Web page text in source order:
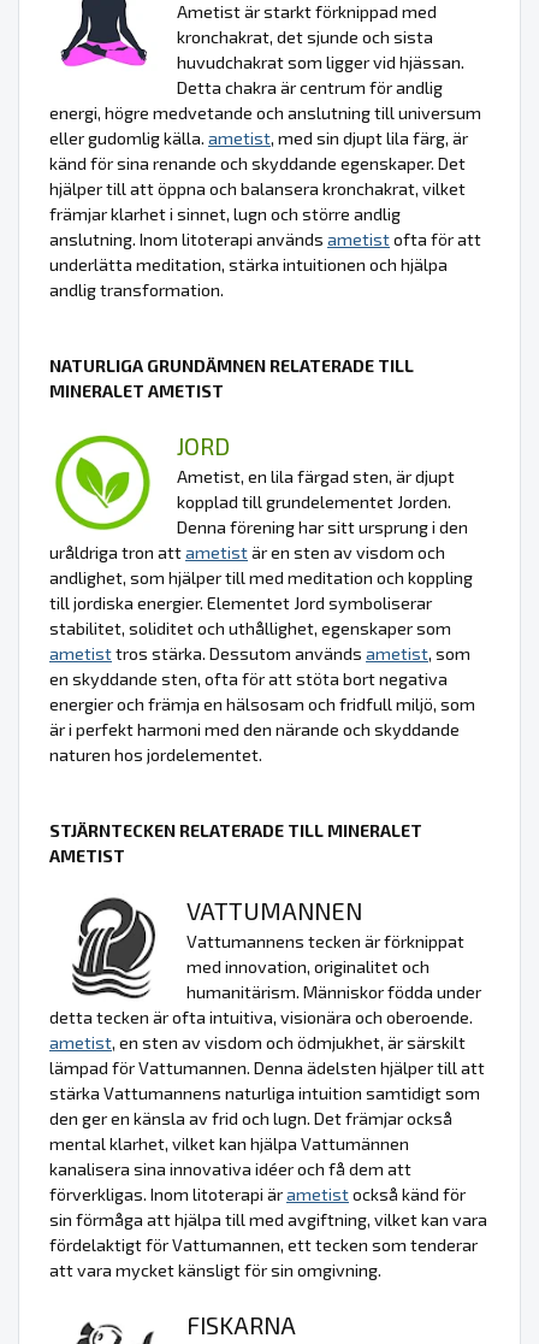
Ametist är starkt förknippad med
kronchakrat, det sjunde och sista
huvudchakrat som ligger vid hjässan.
Detta chakra är centrum för andlig
energi, högre medvetande och anslutning till universum
eller gudomlig källa. ametist, med sin djupt lila färg, är
känd för sina renande och skyddande egenskaper. Det
hjälper till att öppna och balansera kronchakrat, vilket
främjar klarhet i sinnet, lugn och större andlig
anslutning. Inom litoterapi används ametistofta för att
underlätta meditation, stärka intuitionen och hjälpa
andlig transformation.
NATURLIGA GRUNDÄMNEN RELATERADE TILL
MINERALET AMETIST
JORD
Ametist, en lila färgad sten, är djupt
kopplad till grundelementet Jorden.
Denna förening har sitt ursprung i den
uråldriga tron attametistär en sten av visdom och
andlighet, som hjälper till med meditation och koppling
till jordiska energier. Elementet Jord symboliserar
stabilitet, soliditet och uthållighet, egenskaper som
ametisttros stärka. Dessutom används ametist, som
en skyddande sten, ofta för att stöta bort negativa
energier och främja en hälsosam och fridfull miljö, som
är i perfekt harmoni med den närande och skyddande
naturen hos jordelementet.
STJÄRNTECKEN RELATERADE TILL MINERALET
AMETIST
VATTUMANNEN
Vattumannens tecken är förknippat
med innovation, originalitet och
humanitärism. Människor födda under
detta tecken är ofta intuitiva, visionära och oberoende.
ametist, en sten av visdom och ödmjukhet, är särskilt
lämpad för Vattumannen. Denna ädelsten hjälper till att
stärka Vattumannens naturliga intuition samtidigt som
den ger en känsla av frid och lugn. Det främjar också
mental klarhet, vilket kan hjälpa Vattumännen
kanalisera sina innovativa idéer och få dem att
förverkligas. Inom litoterapi ärametistockså känd för
sin förmåga att hjälpa till med avgiftning, vilket kan vara
fördelaktigt för Vattumannen, ett tecken som tenderar
att vara mycket känsligt för sin omgivning.
FISKARNA